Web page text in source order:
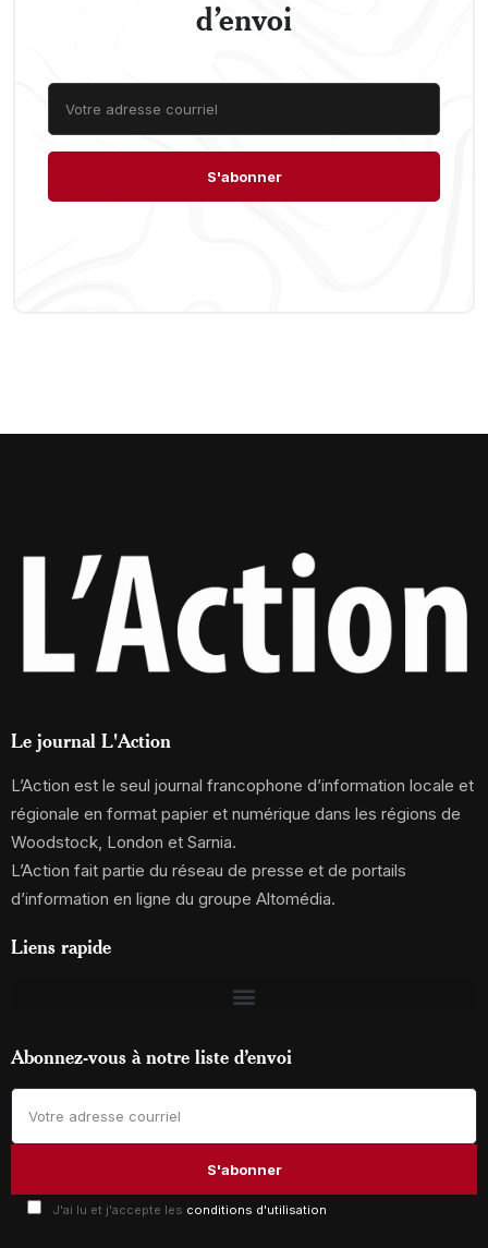
d’envoi
Le journal L'Action
L’Action est le seul journal francophone d’information locale et
régionale en format papier et numérique dans les régions de
Woodstock, London et Sarnia.
L’Action fait partie du réseau de presse et de portails
d’information en ligne du groupe Altomédia.
Liens rapide
Abonnez-vous à notre liste d’envoi
J'ai lu et j'accepte les conditions d'utilisation